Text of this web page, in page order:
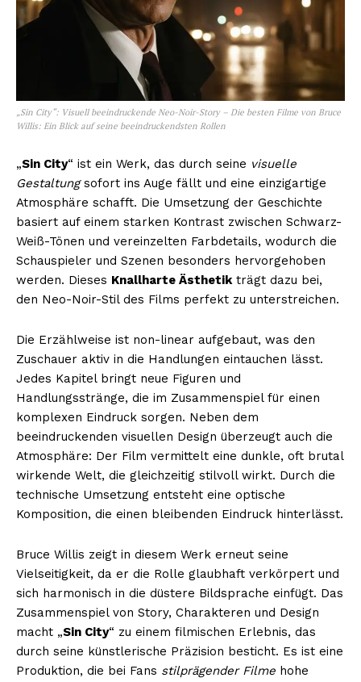
„Sin City“: Visuell beeindruckende Neo-Noir-Story – Die besten Filme von Bruce
Willis: Ein Blick auf seine beeindruckendsten Rollen
„Sin City“ ist ein Werk, das durch seine visuelle
Gestaltungsofort ins Auge fällt und eine einzigartige
Atmosphäre schafft. Die Umsetzung der Geschichte
basiert auf einem starken Kontrast zwischen Schwarz-
Weiß-Tönen und vereinzelten Farbdetails, wodurch die
Schauspieler und Szenen besonders hervorgehoben
werden. Dieses Knallharte Ästhetikträgt dazu bei,
den Neo-Noir-Stil des Films perfekt zu unterstreichen.
Die Erzählweise ist non-linear aufgebaut, was den
Zuschauer aktiv in die Handlungen eintauchen lässt.
Jedes Kapitel bringt neue Figuren und
Handlungsstränge, die im Zusammenspiel für einen
komplexen Eindruck sorgen. Neben dem
beeindruckenden visuellen Design überzeugt auch die
Atmosphäre: Der Film vermittelt eine dunkle, oft brutal
wirkende Welt, die gleichzeitig stilvoll wirkt. Durch die
technische Umsetzung entsteht eine optische
Komposition, die einen bleibenden Eindruck hinterlässt.
Bruce Willis zeigt in diesem Werk erneut seine
Vielseitigkeit, da er die Rolle glaubhaft verkörpert und
sich harmonisch in die düstere Bildsprache einfügt. Das
Zusammenspiel von Story, Charakteren und Design
macht „Sin City“ zu einem filmischen Erlebnis, das
durch seine künstlerische Präzision besticht. Es ist eine
Produktion, die bei Fans stilprägender Filme hohe